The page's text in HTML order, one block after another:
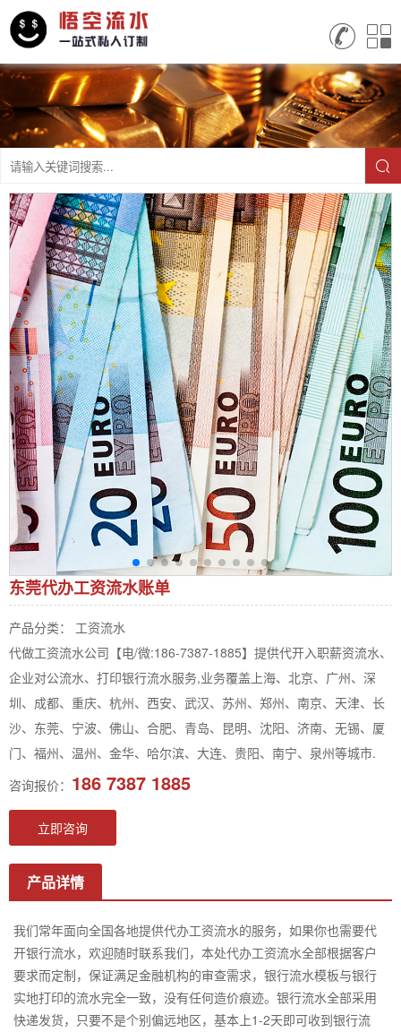
东莞代办工资流水账单
产品分类： 工资流水
代做工资流水公司【电/微:186-7387-1885】提供代开入职薪资流水、
企业对公流水、打印银行流水服务,业务覆盖上海、北京、广州、深
圳、成都、重庆、杭州、西安、武汉、苏州、郑州、南京、天津、长
沙、东莞、宁波、佛山、合肥、青岛、昆明、沈阳、济南、无锡、厦
门、福州、温州、金华、哈尔滨、大连、贵阳、南宁、泉州等城市.
咨询报价： 186 7387 1885
立即咨询
产品详情
我们常年面向全国各地提供代办工资流水的服务，如果你也需要代
开银行流水，欢迎随时联系我们，本处代办工资流水全部根据客户
要求而定制，保证满足金融机构的审查需求，银行流水模板与银行
实地打印的流水完全一致，没有任何造价痕迹。银行流水全部采用
快递发货，只要不是个别偏远地区，基本上1-2天即可收到银行流